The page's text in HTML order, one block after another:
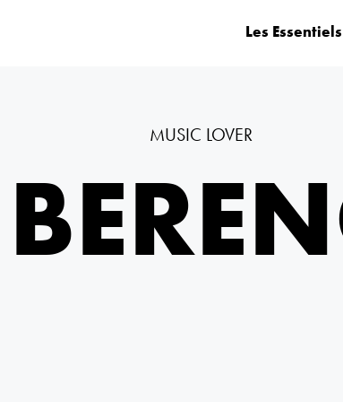
Les Essentiels
MUSIC LOVER